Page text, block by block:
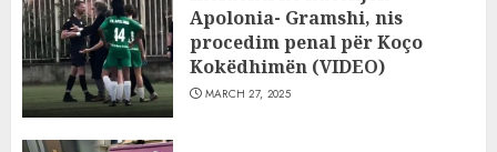
Apolonia- Gramshi, nis
procedim penal për Koço
Kokëdhimën (VIDEO)
MARCH 27, 2025